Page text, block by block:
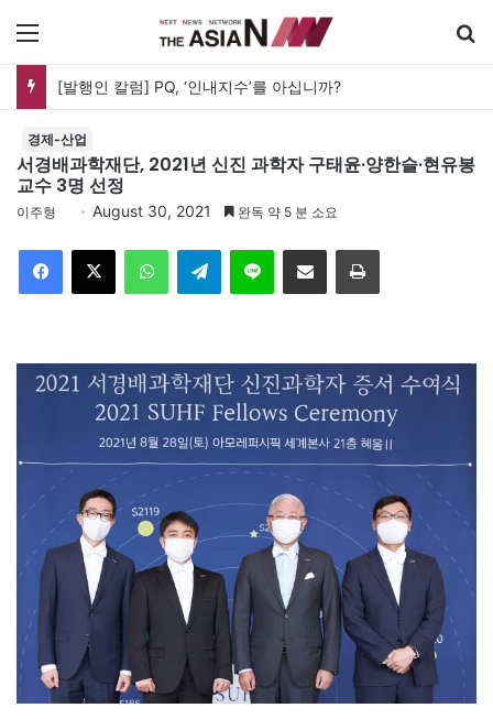
[발행인 칼럼] PQ, ‘인내지수’를 아십니까?
경제-산업
서경배과학재단, 2021년 신진 과학자 구태윤·양한슬·현유봉
교수 3명 선정
이주형 August 30, 2021 완독 약 5 분 소요
Telegram 이메일